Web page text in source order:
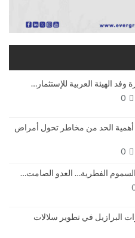
أهمية الحد من مخاطر تحول أمراض
الفطرية… العدو الصامت…
البرازيل في تطوير سلالات